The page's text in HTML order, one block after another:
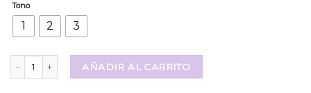
Tono
1 2 3
Iluminador + Rubor Pink 21 cantidad
AÑADIR AL CARRITO